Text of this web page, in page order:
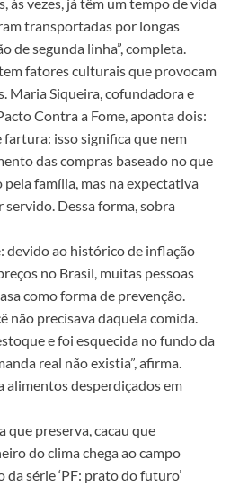
transportadas por longas
de segunda linha”, completa.
fatores culturais que provocam
Maria Siqueira, cofundadora e
Contra a Fome, aponta dois:
isso significa que nem
das compras baseado no que
família, mas na expectativa
servido. Dessa forma, sobra
devido ao histórico de inflação
no Brasil, muitas pessoas
como forma de prevenção.
não precisava daquela comida.
e foi esquecida no fundo da
real não existia”, afirma.
alimentos desperdiçados em
que preserva, cacau que
do clima chega ao campo
série ‘PF: prato do futuro’